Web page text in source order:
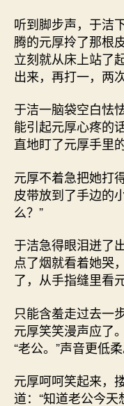
听到脚步声，于洁
腾的元厚拎了那根
立刻就从床上站了
出来，再打一，两
于洁一脑袋空白怯
能引起元厚心疼的
直地盯了元厚手里
元厚不着急把她打
皮带放到了手边的
么？”
于洁急得眼泪迸了
点了烟就看着她哭
了，从手指缝里看
只能含羞走过去一
元厚笑笑漫声应了
“老公。”声音更低柔
元厚呵呵笑起来，
道：“知道老公今